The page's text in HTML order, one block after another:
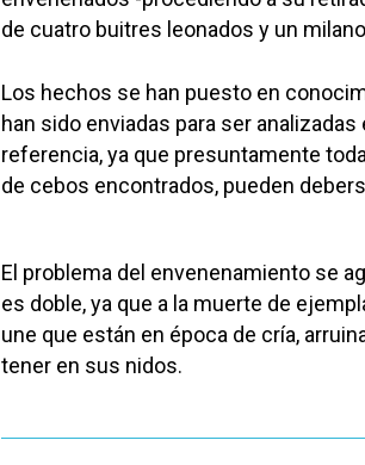
de cuatro buitres leonados y un
Los hechos se han puesto en
han sido enviadas para ser
referencia, ya que presuntamente
de cebos encontrados, pueden
El problema del envenenamiento se
es doble, ya que a la muerte de
une que están en época de cría,
tener en sus nidos.